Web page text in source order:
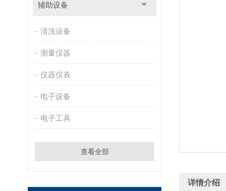
辅助设备
清洗设备
测量仪器
仪器仪表
电子设备
电子工具
查看全部
详情介绍